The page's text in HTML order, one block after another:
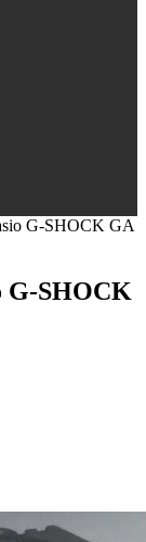
G-SHOCK GA
G-SHOCK